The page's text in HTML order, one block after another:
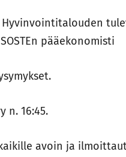
Hyvinvointitalouden
pääekonomisti
n. 16:45.
avoin ja